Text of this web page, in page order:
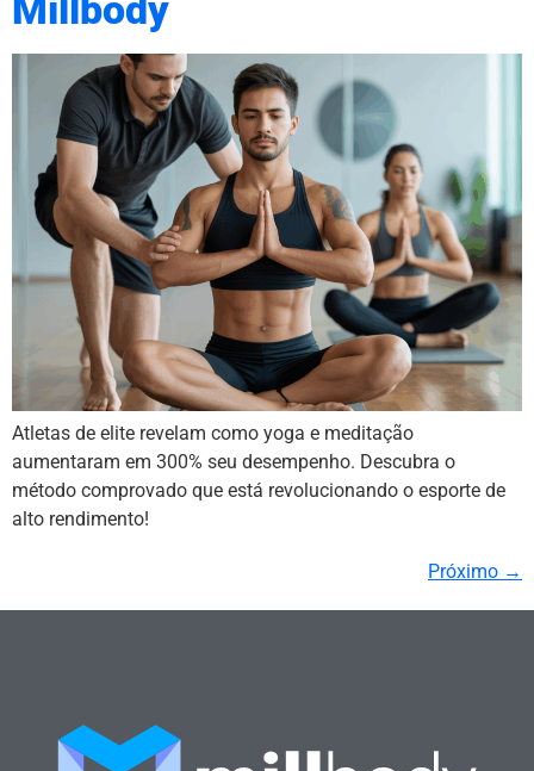
Millbody
Atletas de elite revelam como yoga e meditação
aumentaram em 300% seu desempenho. Descubra o
método comprovado que está revolucionando o esporte de
alto rendimento!
Próximo →